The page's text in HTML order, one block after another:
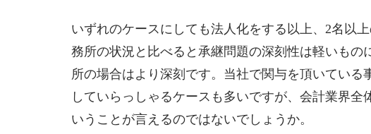
いずれのケースにしても法人化をする以上、2名以
務所の状況と比べると承継問題の深刻性は軽いも
所の場合はより深刻です。当社で関与を頂いてい
していらっしゃるケースも多いですが、会計業界
いうことが言えるのではないでしょうか。